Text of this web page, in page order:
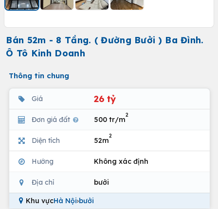
Bán 52m - 8 Tầng. ( Đường Bưởi ) Ba Đình.
Ô Tô Kinh Doanh
Thông tin chung
Giá 26 tỷ
Đơn giá đất 500 tr/m
2
Diện tích 52m
2
Hướng Không xác định
Địa chỉ bưởi
Khu vựcHà Nội›bưởi